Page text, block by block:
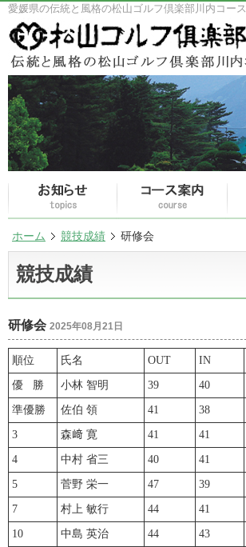
愛媛県の伝統と風格の松山ゴルフ倶楽部川内コース
ホーム 競技成績 研修会
競技成績
研修会 2025年08月21日
順位 氏名 OUT IN
優 勝 小林 智明 39 40
準優勝 佐伯 領 41 38
3 森﨑 寛 41 41
4 中村 省三 40 41
5 菅野 栄一 47 39
7 村上 敏行 44 41
10 中島 英治 44 43